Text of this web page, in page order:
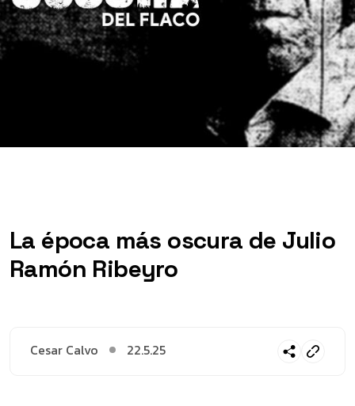
La época más oscura de Julio
Ramón Ribeyro
Cesar Calvo 22.5.25